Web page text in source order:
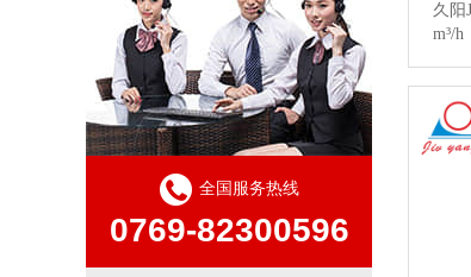
全国服务热线
0769-82300596
久阳
m³/
冷却
油
远程
息